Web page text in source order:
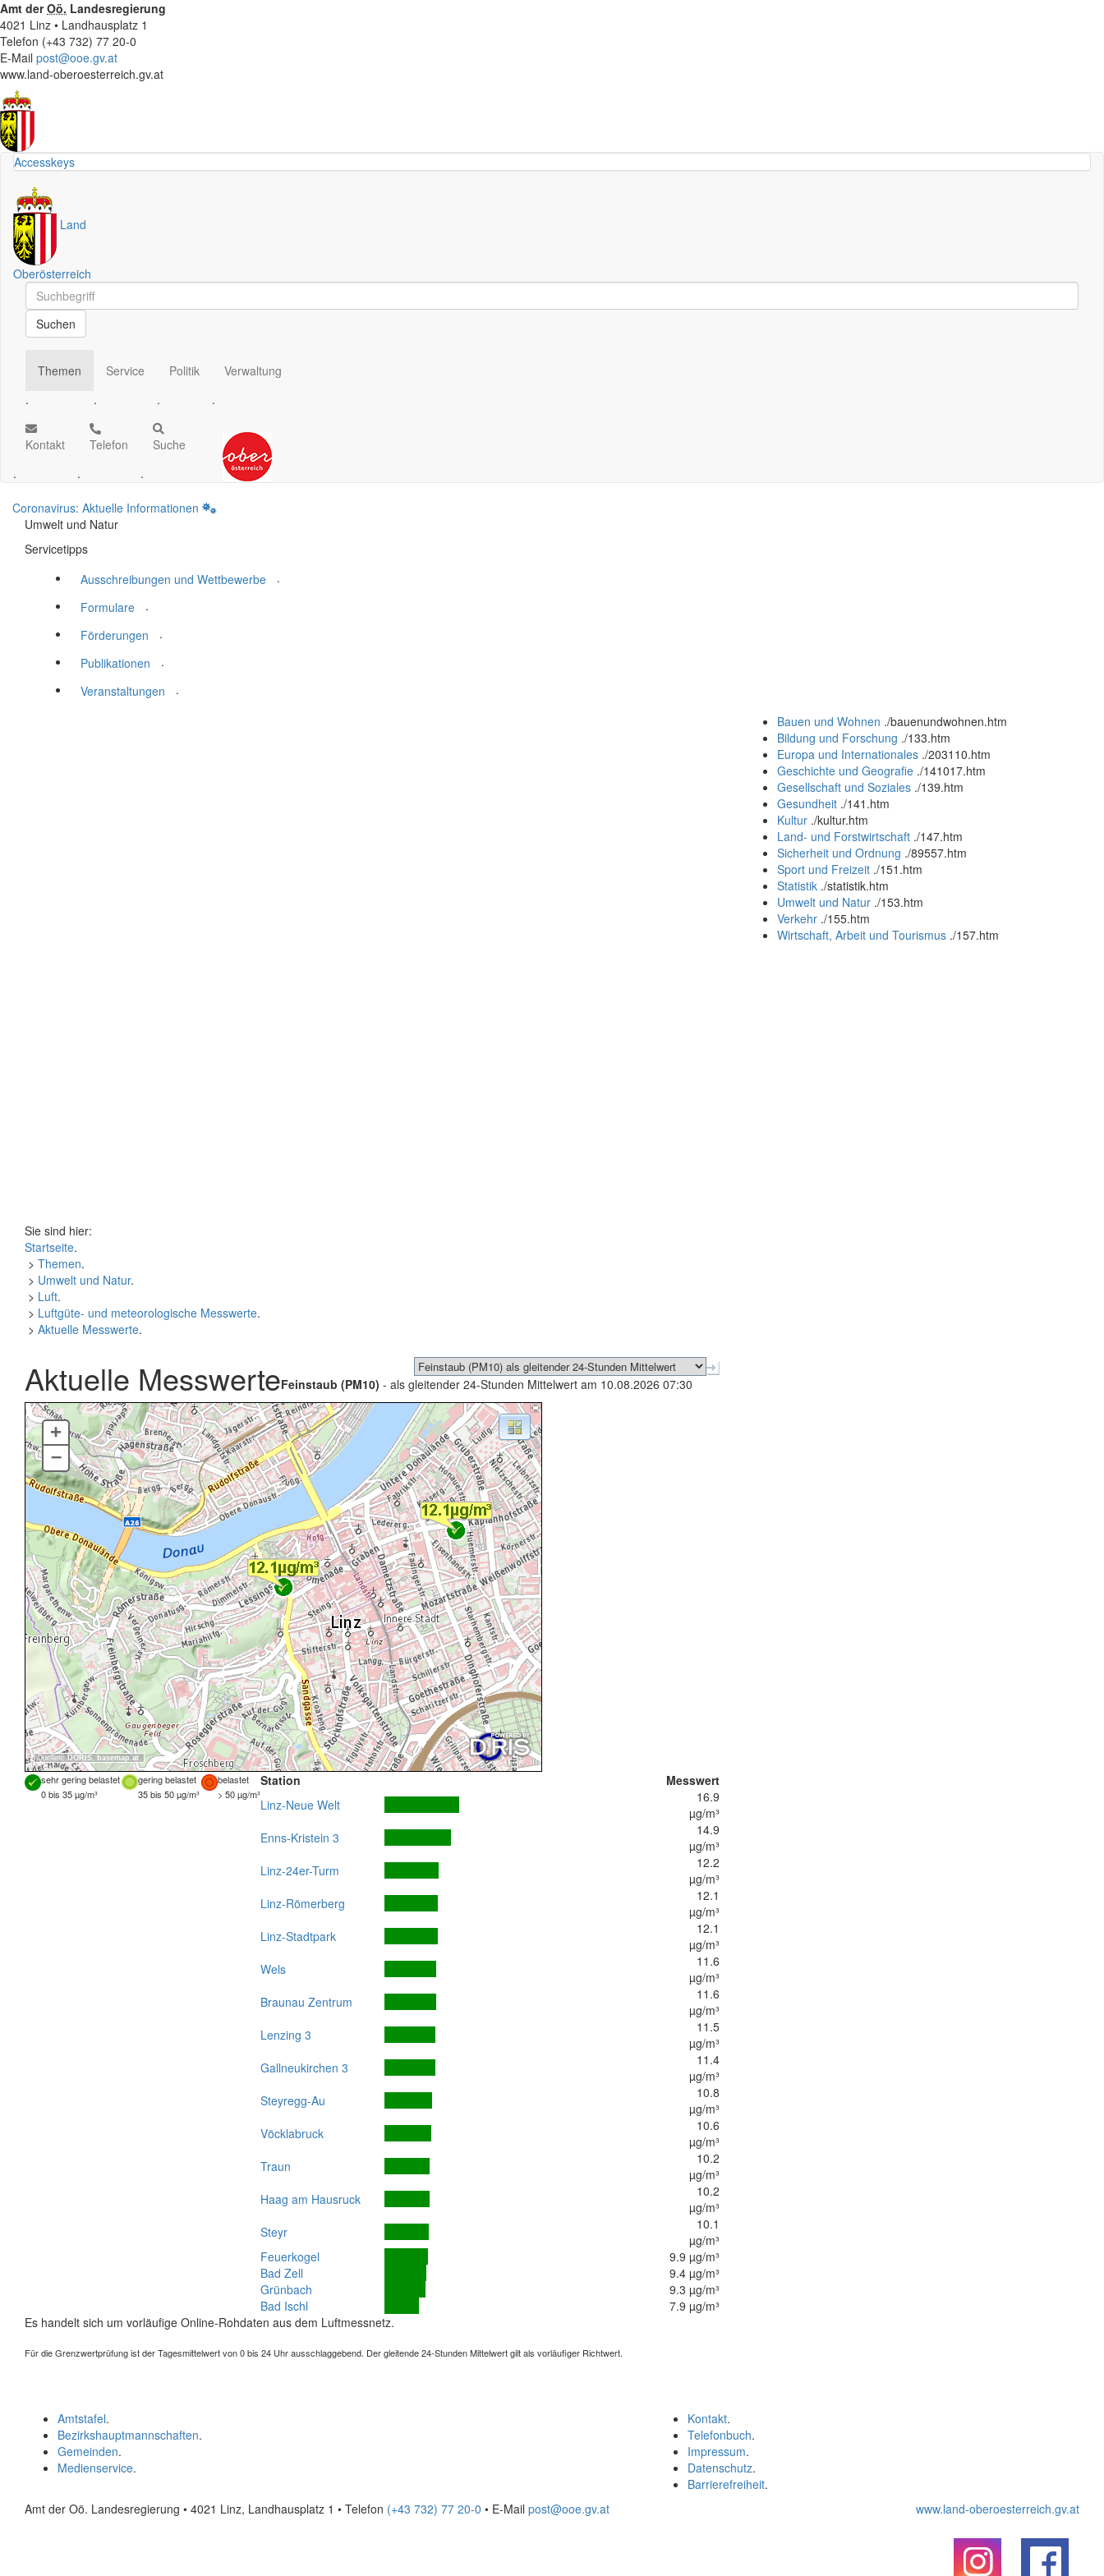
Amt derOö. Landesregierung
4021 Linz • Landhausplatz 1
Telefon (+43 732) 77 20-0
E-Mail post@ooe.gv.at
www.land-oberoesterreich.gv.at
Accesskeys
Land
Oberösterreich
Schnellsuche
Schnellsuche
Suchen
Themen
.
Service
.
Politik
.
Verwaltung
.
Kontakt
.
Telefon
.
Suche
.
Coronavirus: Aktuelle Informationen
Umwelt und Natur
Servicetipps
Ausschreibungen und Wettbewerbe
.
Formulare
.
Förderungen
.
Publikationen
.
Veranstaltungen
.
Bauen und Wohnen ./bauenundwohnen.htm
Bildung und Forschung ./133.htm
Europa und Internationales ./203110.htm
Geschichte und Geografie ./141017.htm
Gesellschaft und Soziales ./139.htm
Gesundheit ./141.htm
Kultur ./kultur.htm
Land- und Forstwirtschaft ./147.htm
Sicherheit und Ordnung ./89557.htm
Sport und Freizeit ./151.htm
Statistik ./statistik.htm
Umwelt und Natur ./153.htm
Verkehr ./155.htm
Wirtschaft, Arbeit und Tourismus ./157.htm
Sie sind hier:
Startseite.
> Themen.
> Umwelt und Natur.
> Luft.
> Luftgüte- und meteorologische Messwerte.
> Aktuelle Messwerte.
Aktuelle MesswerteFeinstaub (PM10) - als gleitender 24-Stunden Mittelwert am 10.08.2026 07:30
Quellen:DORIS, basemap.at
+
–
sehr gering belastet gering belastet
belastet
0 bis 35 µg/m³
35 bis 50 µg/m³ > 50 µg/m³
Station
Messwert
Linz-Neue Welt
16.9
µg/m³
Enns-Kristein 3
14.9
µg/m³
Linz-24er-Turm
12.2
µg/m³
Linz-Römerberg
12.1
µg/m³
Linz-Stadtpark
12.1
µg/m³
Wels
11.6
µg/m³
Braunau Zentrum
11.6
µg/m³
Lenzing 3
11.5
µg/m³
Gallneukirchen 3
11.4
µg/m³
Steyregg-Au
10.8
µg/m³
Vöcklabruck
10.6
µg/m³
Traun
10.2
µg/m³
Haag am Hausruck
10.2
µg/m³
Steyr
10.1
µg/m³
Feuerkogel
9.9 µg/m³
Bad Zell
9.4 µg/m³
Grünbach
9.3 µg/m³
Bad Ischl
7.9 µg/m³
Es handelt sich um vorläufige Online-Rohdaten aus dem Luftmessnetz.
Für die Grenzwertprüfung ist der Tagesmittelwert von 0 bis 24 Uhr ausschlaggebend. Der gleitende 24-Stunden Mittelwert gilt als vorläufiger Richtwert.
Kontakt.
Telefonbuch.
Impressum.
Datenschutz.
Barrierefreiheit.
Amtstafel.
Bezirkshauptmannschaften.
Gemeinden.
Medienservice.
Amt der Oö. Landesregierung • 4021 Linz, Landhausplatz 1 • Telefon (+43 732) 77 20-0 • E-Mail post@ooe.gv.at www.land-oberoesterreich.gv.at